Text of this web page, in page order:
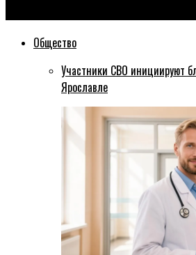
Общество
Участники СВО инициируют
Ярославле